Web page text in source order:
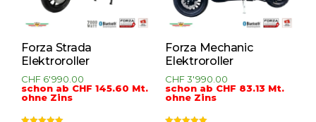
Forza Strada
Elektroroller
CHF 6'990.00
schon ab CHF 145.60 Mt.
ohne Zins
Forza Mechanic
Elektroroller
CHF3'990.00
schon ab CHF 83.13 Mt.
ohne Zins